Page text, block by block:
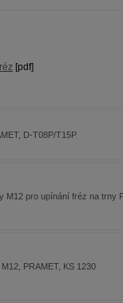
[pdf]
D-T08P/T15P
M12 pro upínání fréz na trny
PRAMET, KS 1230